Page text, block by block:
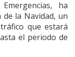
ha
la Navidad, un
que estará
el periodo de